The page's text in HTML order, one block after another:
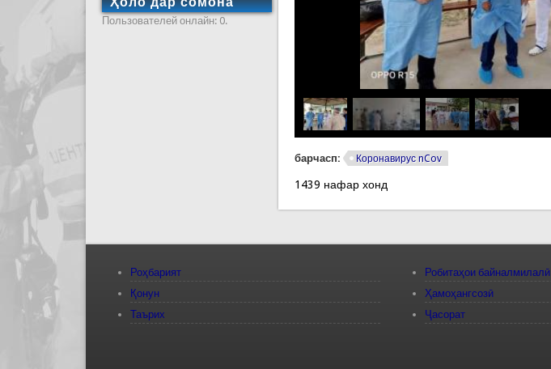
барчасп: Коронавирус nCov
1439 нафар хонд
Пользователей онлайн: 0.
Роҳбарият
Қонун
Таърих
Робитаҳои байналмилалӣ
Ҳамоҳангсозӣ
Ҷасорат